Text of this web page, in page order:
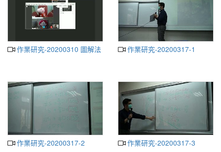
作業研究-20200310 圖解法 作業研究-20200317-1
作業研究-20200317-2 作業研究-20200317-3